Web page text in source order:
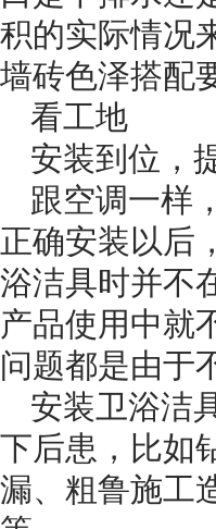
积的实际情况
墙砖色泽搭配
看工地
安装到位，
跟空调一样
正确安装以后
浴洁具时并不
产品使用中就
问题都是由于
安装卫浴洁
下后患，比如
漏、粗鲁施工